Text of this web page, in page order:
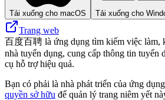
Tải xuống cho macOS Tải xuống cho
Trang web
百度百聘 là ứng dụng tìm kiếm việc làm,
nhà tuyển dụng, cung cấp thông tin tuyển
cụ hỗ trợ hiệu quả.
Bạn có phải là nhà phát triển của ứng
quyền sở hữu để quản lý trang niêm yết